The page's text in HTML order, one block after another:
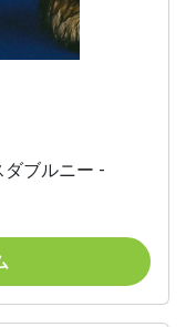
ダブルニー -